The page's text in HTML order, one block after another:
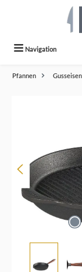
Navigation
Pfannen